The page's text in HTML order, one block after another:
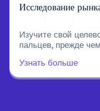
Исследование
Изучите свой
пальцев, прежде
Узнать больше